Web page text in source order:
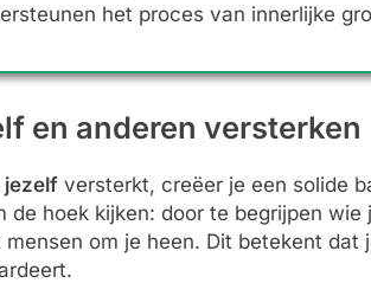
het proces van innerlijke
en anderen versterken
jezelf versterkt, creëer je een solide
de hoek kijken: door te begrijpen
om je heen. Dit betekent dat